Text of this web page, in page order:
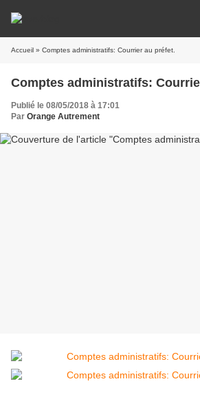
Accueil » Comptes administratifs: Courrier au préfet.
Comptes administratifs:
Publié le 08/05/2018 à 17:01
Par Orange Autrement